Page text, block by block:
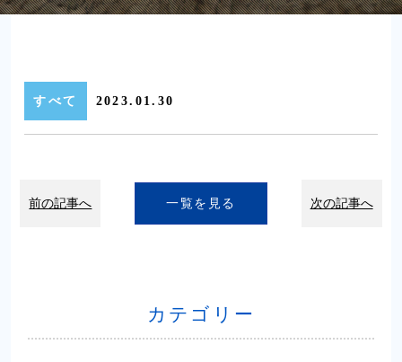
すべて 2023.01.30
前の記事へ 一覧を見る 次の記事へ
カテゴリー